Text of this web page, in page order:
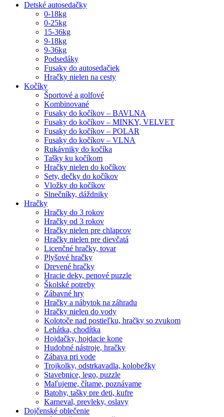
Detské autosedačky
0-18kg
0-25kg
15-36kg
9-18kg
9-36kg
Podsedáky
Fusaky do autosedačiek
Hračky nielen na cesty
Kočíky
Športové a golfové
Kombinované
Fusaky do kočíkov – BAVLNA
Fusaky do kočíkov – MINKY, VELVET
Fusaky do kočíkov – POLAR
Fusaky do kočíkov – VLNA
Rukávniky do kočíka
Tašky ku kočíkom
Hračky nielen do kočíkov
Sety, dečky do kočíkov
Vložky do kočíkov
Slnečníky, dáždniky
Hračky
Hračky do 3 rokov
Hračky od 3 rokov
Hračky nielen pre chlapcov
Hračky nielen pre dievčatá
Licenčné hračky, tovar
Plyšové hračky
Drevené hračky
Hracie deky, penové puzzle
Školské potreby
Zábavné hry
Hračky a nábytok na záhradu
Hračky nielen do vody
Kolotoče nad postieľku, hračky so zvukom
Lehátka, chodítka
Hojdačky, hojdacie kone
Hudobné nástroje, hračky
Zábava pri vode
Trojkolky, odstrkavadla, kolobežky
Stavebnice, lego, puzzle
Maľujeme, čítame, poznávame
Batohy, tašky pre deti, kufre
Karneval, prevleky, oslavy
Dojčenské oblečenie